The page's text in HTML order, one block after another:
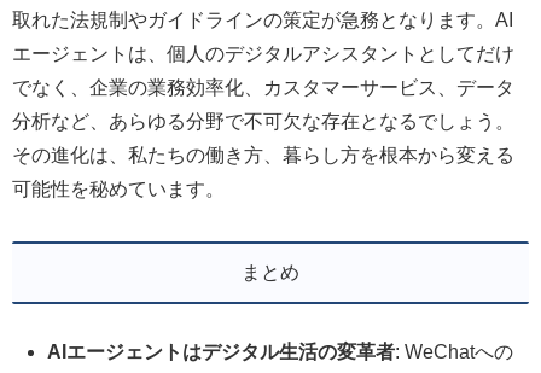
取れた法規制やガイドラインの策定が急務となります。AI
エージェントは、個人のデジタルアシスタントとしてだけ
でなく、企業の業務効率化、カスタマーサービス、データ
分析など、あらゆる分野で不可欠な存在となるでしょう。
その進化は、私たちの働き方、暮らし方を根本から変える
可能性を秘めています。
まとめ
AIエージェントはデジタル生活の変革者: WeChatへの